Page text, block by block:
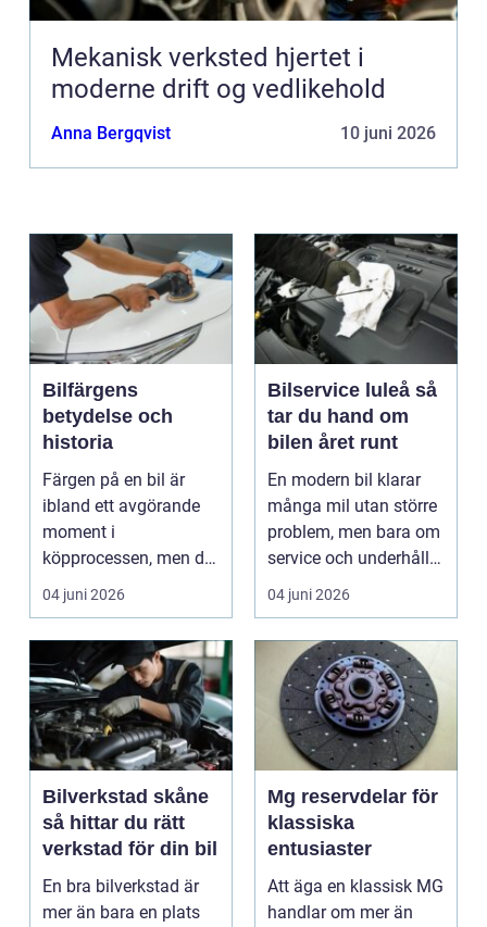
Mekanisk verksted hjertet i
moderne drift og vedlikehold
Anna Bergqvist 10 juni 2026
Bilfärgens
betydelse och
historia
Färgen på en bil är
ibland ett avgörande
moment i
köpprocessen, men det
ha...
04 juni 2026
Bilservice luleå så
tar du hand om
bilen året runt
En modern bil klarar
många mil utan större
problem, men bara om
service och underhåll
sköts i tid. I...
04 juni 2026
Bilverkstad skåne
så hittar du rätt
verkstad för din bil
En bra bilverkstad är
mer än bara en plats
Mg reservdelar för
klassiska
entusiaster
Att äga en klassisk MG
handlar om mer än